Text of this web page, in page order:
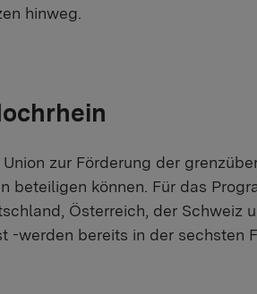
hinweg.
zur Förderung der
beteiligen können. Für das
Österreich, der Schweiz
-werden bereits in der sechsten